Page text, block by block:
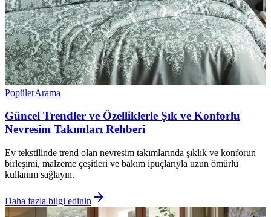
PopülerArama
Güncel Trendler ve Özelliklerle Şık ve Konforlu
Nevresim Takımları Rehberi
Ev tekstilinde trend olan nevresim takımlarında şıklık ve konforun
birleşimi, malzeme çeşitleri ve bakım ipuçlarıyla uzun ömürlü
kullanım sağlayın.
Daha fazla bilgi edinin